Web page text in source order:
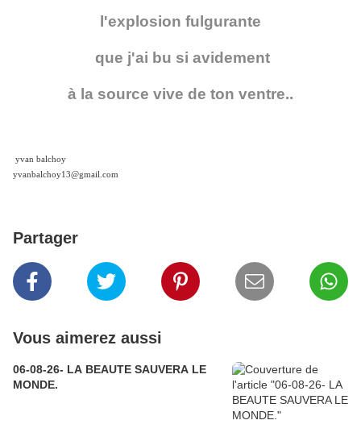
l'explosion fulgurante
que j'ai bu si avidement
à la source vive de ton ventre..
yvan balchoy
yvanbalchoy13@gmail.com
Partager
Vous aimerez aussi
06-08-26- LA BEAUTE SAUVERA LE
MONDE.